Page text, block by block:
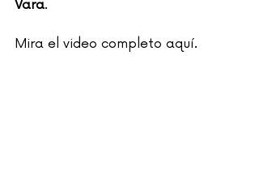
Vara.
Mira el video completo aquí.